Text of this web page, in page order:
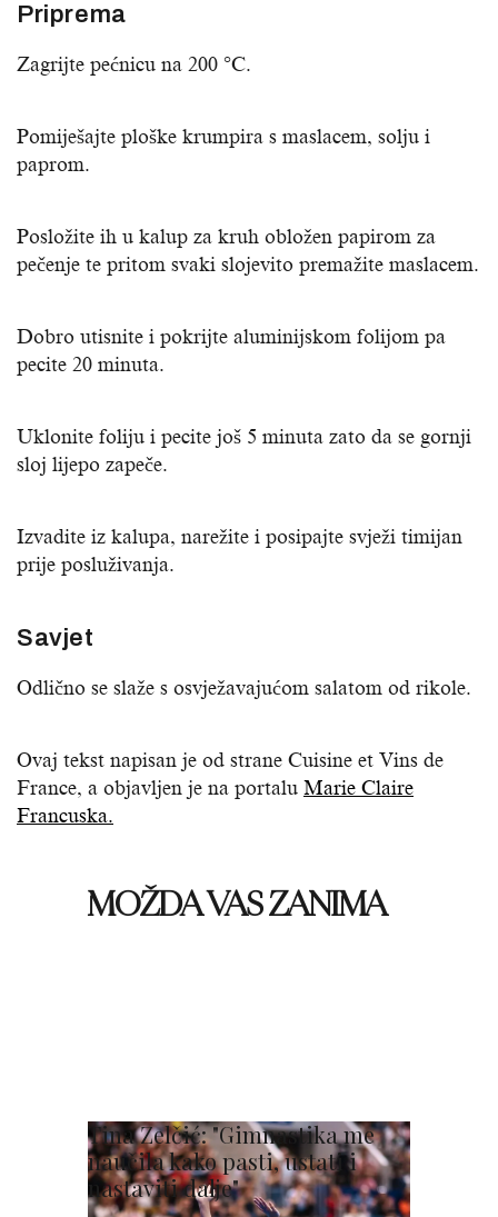
Priprema
Zagrijte pećnicu na 200 °C.
Pomiješajte ploške krumpira s maslacem, solju i
paprom.
Posložite ih u kalup za kruh obložen papirom za
pečenje te pritom svaki slojevito premažite maslacem.
Dobro utisnite i pokrijte aluminijskom folijom pa
pecite 20 minuta.
Uklonite foliju i pecite još 5 minuta zato da se gornji
sloj lijepo zapeče.
Izvadite iz kalupa, narežite i posipajte svježi timijan
prije posluživanja.
Savjet
Odlično se slaže s osvježavajućom salatom od rikole.
Ovaj tekst napisan je od strane Cuisine et Vins de
France, a objavljen je na portalu Marie Claire
Francuska.
MOŽDA VAS ZANIMA
Tina Zelčić: "Gimnastika me
naučila kako pasti, ustati i
nastaviti dalje"